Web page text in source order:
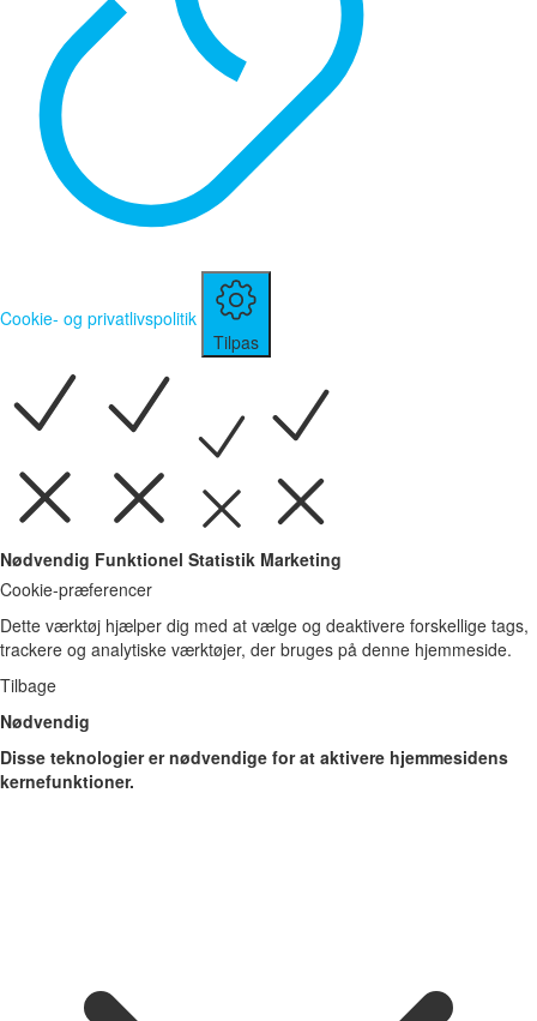
Cookie- og privatlivspolitik
Tilpas
Nødvendig Funktionel Statistik Marketing
Cookie-præferencer
Dette værktøj hjælper dig med at vælge og deaktivere forskellige tags,
trackere og analytiske værktøjer, der bruges på denne hjemmeside.
Tilbage
Nødvendig
Disse teknologier er nødvendige for at aktivere hjemmesidens
kernefunktioner.